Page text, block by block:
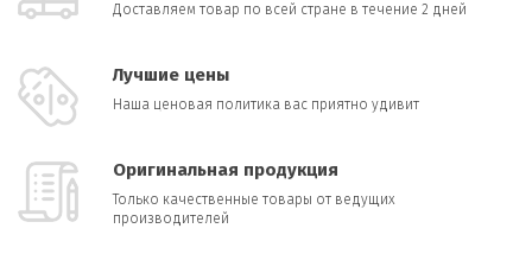
Доставляем товар по всей стране в течение 2 дней
Лучшие цены
Наша ценовая политика вас приятно удивит
Оригинальная продукция
Только качественные товары от ведущих
производителей